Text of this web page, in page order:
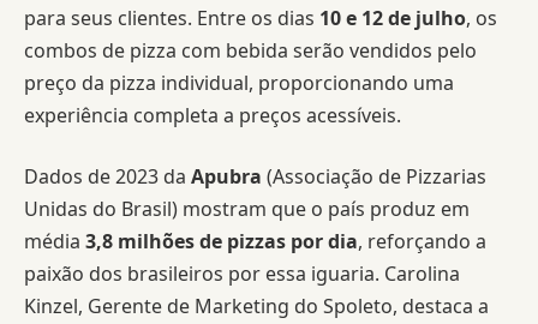
para seus clientes. Entre os dias 10 e 12 de julho, os
combos de pizza com bebida serão vendidos pelo
preço da pizza individual, proporcionando uma
experiência completa a preços acessíveis.
Dados de 2023 da Apubra (Associação de Pizzarias
Unidas do Brasil) mostram que o país produz em
média 3,8 milhões de pizzas por dia, reforçando a
paixão dos brasileiros por essa iguaria. Carolina
Kinzel, Gerente de Marketing do Spoleto, destaca a